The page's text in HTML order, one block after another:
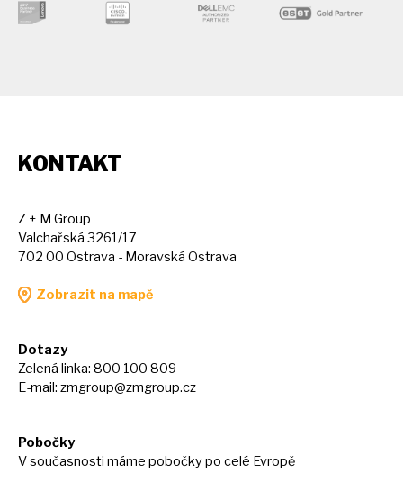
KONTAKT
Z + M Group
Valchařská 3261/17
702 00 Ostrava - Moravská Ostrava
Zobrazit na mapě
Dotazy
Zelená linka: 800 100 809
E-mail: zmgroup@zmgroup.cz
Pobočky
V současnosti máme pobočky po celé Evropě